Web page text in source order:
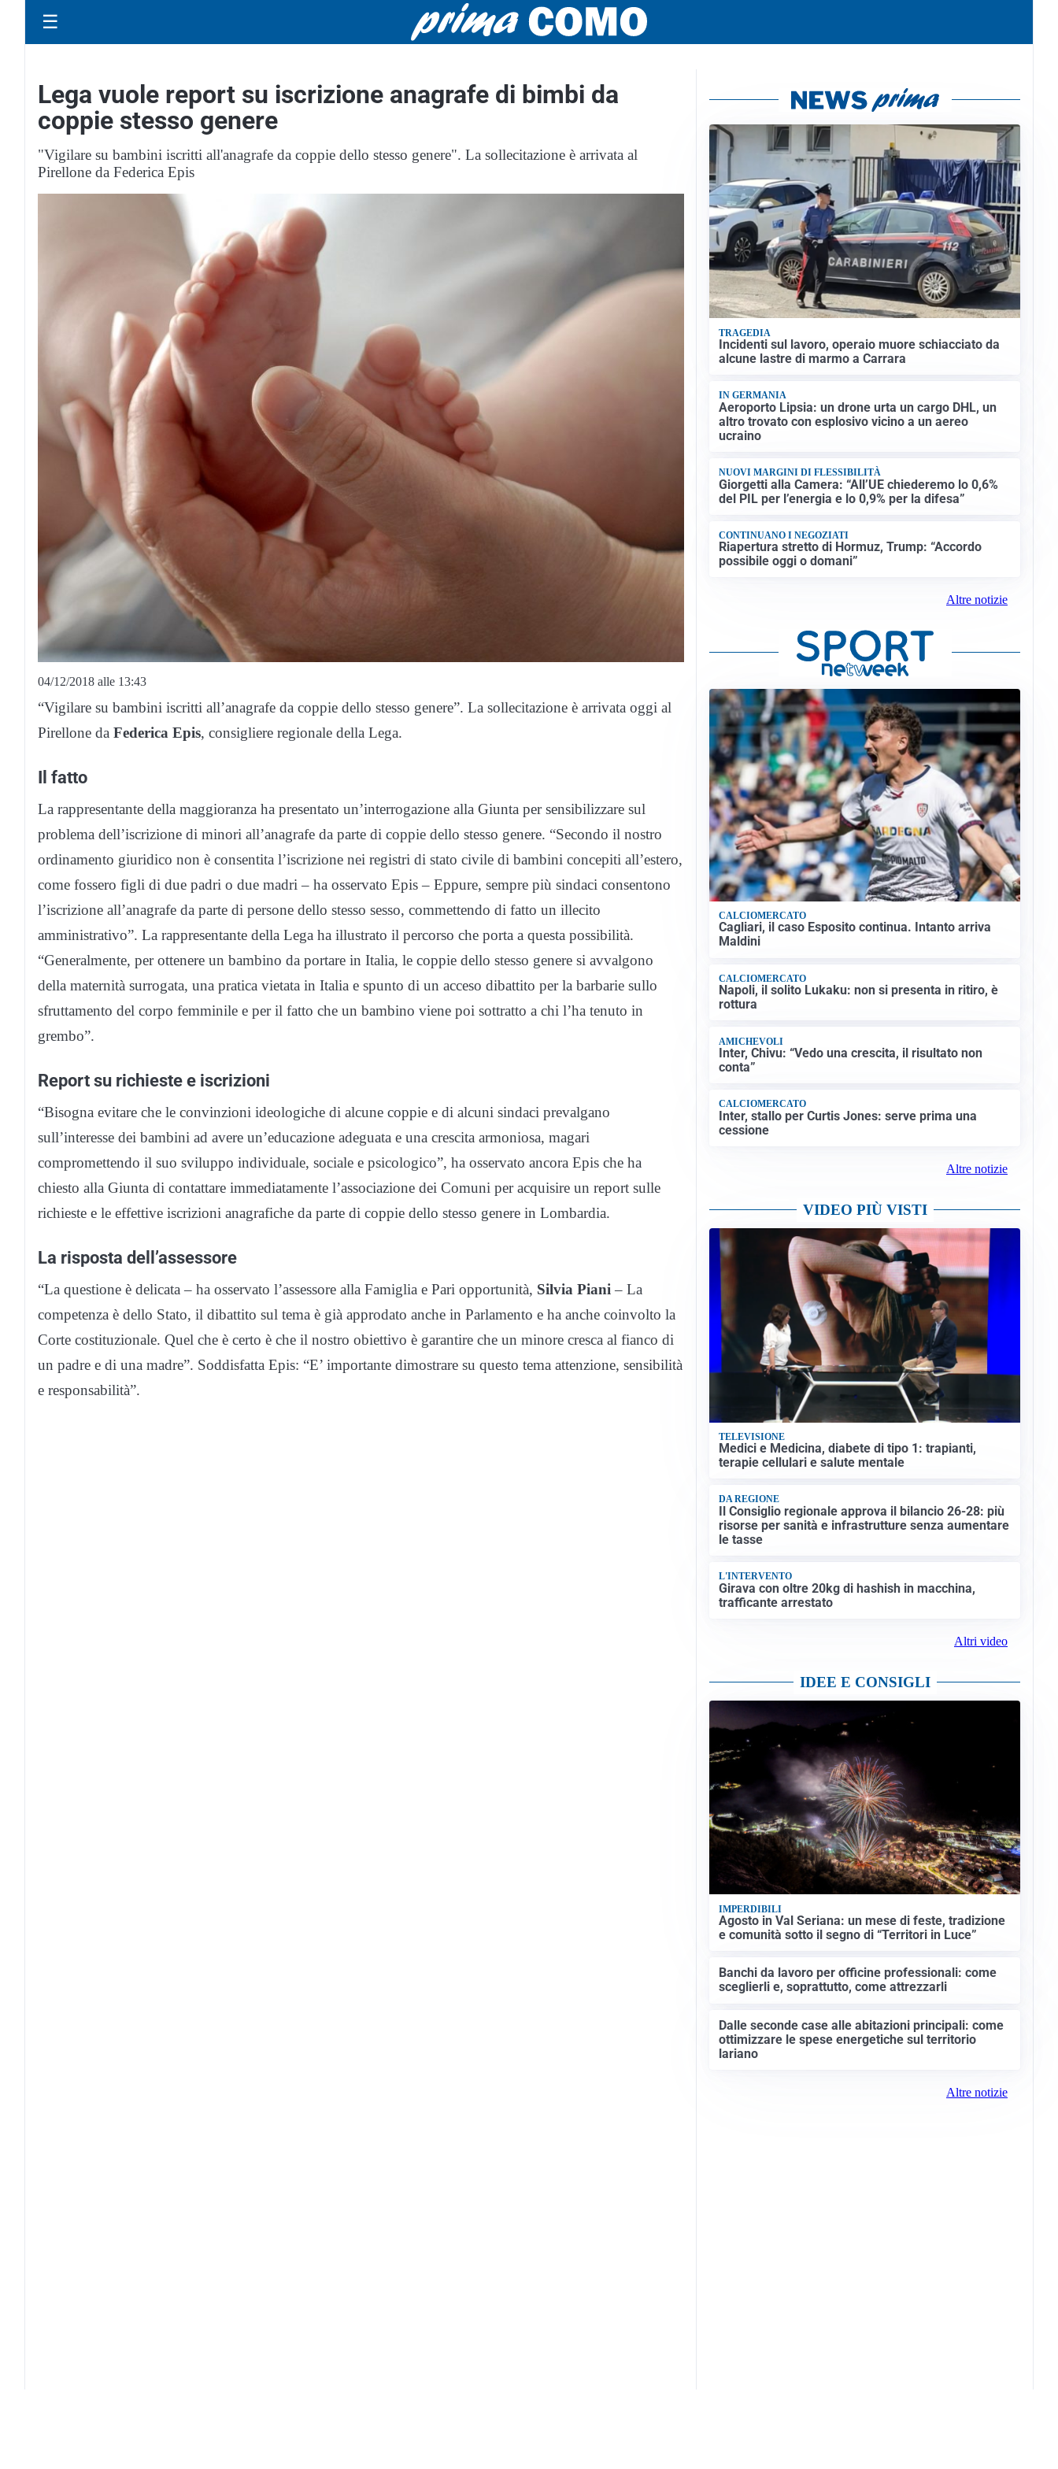
☰
Lega vuole report su iscrizione anagrafe di bimbi da
coppie stesso genere
"Vigilare su bambini iscritti all'anagrafe da coppie dello stesso genere". La sollecitazione è arrivata al
Pirellone da Federica Epis
04/12/2018 alle 13:43
“Vigilare su bambini iscritti all’anagrafe da coppie dello stesso genere”. La sollecitazione è arrivata oggi al
Pirellone da Federica Epis, consigliere regionale della Lega.
Il fatto
La rappresentante della maggioranza ha presentato un’interrogazione alla Giunta per sensibilizzare sul
problema dell’iscrizione di minori all’anagrafe da parte di coppie dello stesso genere. “Secondo il nostro
ordinamento giuridico non è consentita l’iscrizione nei registri di stato civile di bambini concepiti all’estero,
come fossero figli di due padri o due madri – ha osservato Epis – Eppure, sempre più sindaci consentono
l’iscrizione all’anagrafe da parte di persone dello stesso sesso, commettendo di fatto un illecito
amministrativo”. La rappresentante della Lega ha illustrato il percorso che porta a questa possibilità.
“Generalmente, per ottenere un bambino da portare in Italia, le coppie dello stesso genere si avvalgono
della maternità surrogata, una pratica vietata in Italia e spunto di un acceso dibattito per la barbarie sullo
sfruttamento del corpo femminile e per il fatto che un bambino viene poi sottratto a chi l’ha tenuto in
grembo”.
Report su richieste e iscrizioni
“Bisogna evitare che le convinzioni ideologiche di alcune coppie e di alcuni sindaci prevalgano
sull’interesse dei bambini ad avere un’educazione adeguata e una crescita armoniosa, magari
compromettendo il suo sviluppo individuale, sociale e psicologico”, ha osservato ancora Epis che ha
chiesto alla Giunta di contattare immediatamente l’associazione dei Comuni per acquisire un report sulle
richieste e le effettive iscrizioni anagrafiche da parte di coppie dello stesso genere in Lombardia.
La risposta dell’assessore
“La questione è delicata – ha osservato l’assessore alla Famiglia e Pari opportunità, Silvia Piani – La
competenza è dello Stato, il dibattito sul tema è già approdato anche in Parlamento e ha anche coinvolto la
Corte costituzionale. Quel che è certo è che il nostro obiettivo è garantire che un minore cresca al fianco di
un padre e di una madre”. Soddisfatta Epis: “E’ importante dimostrare su questo tema attenzione, sensibilità
e responsabilità”.
TRAGEDIA
Incidenti sul lavoro, operaio muore schiacciato da
alcune lastre di marmo a Carrara
IN GERMANIA
Aeroporto Lipsia: un drone urta un cargo DHL, un
altro trovato con esplosivo vicino a un aereo
ucraino
NUOVI MARGINI DI FLESSIBILITÀ
Giorgetti alla Camera: “All’UE chiederemo lo 0,6%
del PIL per l’energia e lo 0,9% per la difesa”
CONTINUANO I NEGOZIATI
Riapertura stretto di Hormuz, Trump: “Accordo
possibile oggi o domani”
Altre notizie
CALCIOMERCATO
Cagliari, il caso Esposito continua. Intanto arriva
Maldini
CALCIOMERCATO
Napoli, il solito Lukaku: non si presenta in ritiro, è
rottura
AMICHEVOLI
Inter, Chivu: “Vedo una crescita, il risultato non
conta”
CALCIOMERCATO
Inter, stallo per Curtis Jones: serve prima una
cessione
Altre notizie
VIDEO PIÙ VISTI
TELEVISIONE
Medici e Medicina, diabete di tipo 1: trapianti,
terapie cellulari e salute mentale
DA REGIONE
Il Consiglio regionale approva il bilancio 26-28: più
risorse per sanità e infrastrutture senza aumentare
le tasse
L'INTERVENTO
Girava con oltre 20kg di hashish in macchina,
trafficante arrestato
Altri video
IDEE E CONSIGLI
IMPERDIBILI
Agosto in Val Seriana: un mese di feste, tradizione
e comunità sotto il segno di “Territori in Luce”
Banchi da lavoro per officine professionali: come
sceglierli e, soprattutto, come attrezzarli
Dalle seconde case alle abitazioni principali: come
ottimizzare le spese energetiche sul territorio
lariano
Altre notizie